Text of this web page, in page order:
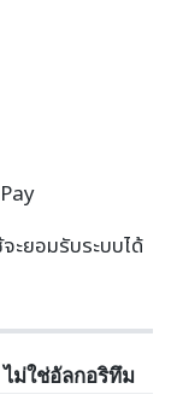
ะยอมรับระบบได้
ม่ใช่อัลกอริทึม